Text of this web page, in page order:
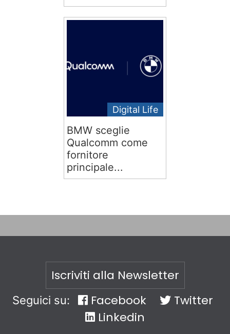
Digital Life
BMW sceglie
Qualcomm come
fornitore
principale...
Iscriviti alla Newsletter
Seguici su: Facebook
Twitter
Linkedin